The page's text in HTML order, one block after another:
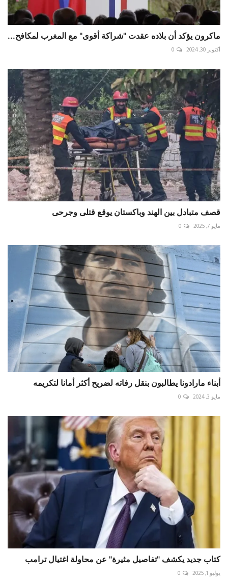
ماكرون يؤكد أن بلاده عقدت "شراكة أقوى" مع المغرب لمكافح...
أكتوبر 30, 2024 0
قصف متبادل بين الهند وباكستان يوقع قتلى وجرحى
مايو 7, 2025 0
أبناء مارادونا يطالبون بنقل رفاته لضريح أكثر أمانا لتكريمه
مايو 3, 2024 0
كتاب جديد يكشف "تفاصيل مثيرة" عن محاولة اغتيال ترامب
يوليو 1, 2025 0